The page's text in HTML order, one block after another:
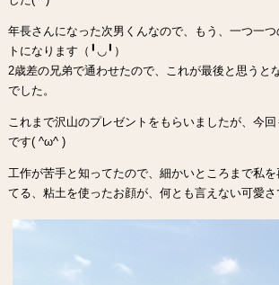
年長さんになった次男くんなので、もう、一つ一
トになります（╹◡╹）
2歳差の兄弟で通わせたので、これが最後と思うと
でした。
これまで沢山のプレゼントをもらいましたが、今
です( ^ω^ )
工作が苦手と知ってたので、細かいところまで私
てる、粘土を使ったお顔が、何とも言えない可愛